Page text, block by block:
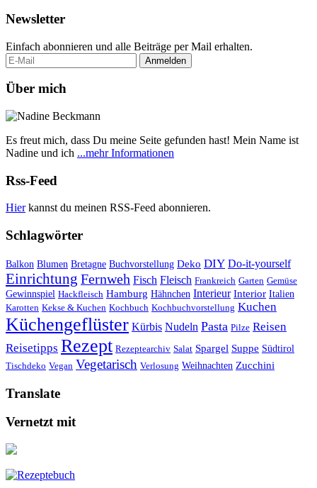
Newsletter
Einfach abonnieren und alle Beiträge per Mail erhalten.
Über mich
Es freut mich, dass Du meine Seite gefunden hast! Mein Name ist
Nadine und ich ...mehr Informationen
Rss-Feed
Hierkannst du meinen RSS-Feed abonnieren.
Schlagwörter
Balkon Blumen Bretagne Buchvorstellung Deko DIY Do-it-yourself
Einrichtung Fernweh Fisch Fleisch Frankreich Garten Gemüse
Gewinnspiel Hackfleisch Hamburg Hähnchen Interieur Interior Italien
Karotten Kekse & Kuchen Kochbuch Kochbuchvorstellung Kuchen
Küchengeflüster Kürbis Nudeln Pasta Pilze Reisen
Reisetipps Rezept Rezeptearchiv Salat Spargel Suppe Südtirol
Tischdeko Vegan Vegetarisch Verlosung Weihnachten Zucchini
Translate
Vernetzt mit